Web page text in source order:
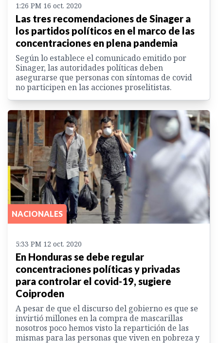
1:26 PM 16 oct. 2020
Las tres recomendaciones de Sinager a
los partidos políticos en el marco de las
concentraciones en plena pandemia
Según lo establece el comunicado emitido por
Sinager, las autoridades políticas deben
asegurarse que personas con síntomas de covid
no participen en las acciones proselitistas.
NACIONALES
5:33 PM 12 oct. 2020
En Honduras se debe regular
concentraciones políticas y privadas
para controlar el covid-19, sugiere
Coiproden
A pesar de que el discurso del gobierno es que se
invirtió millones en la compra de mascarillas
nosotros poco hemos visto la repartición de las
mismas para las personas que viven en pobreza y